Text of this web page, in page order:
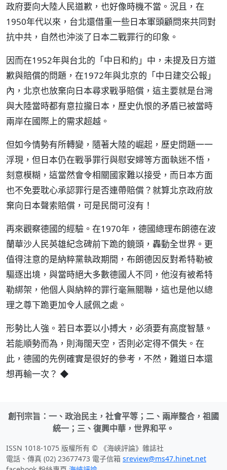
政府要向大陸人民道歉，也好像時機不當。況且，在
1950年代以來，台北還借重一些日本軍頭顧問來共同對
抗中共，自然也沖淡了日本二戰罪行的印象。
因而在1952年與台北的「中日和約」中，未提及日方道
歉與賠償的問題，在1972年與北京的「中日建交公報」
內，北京也放棄向日本尋求戰爭賠償，這主要就是台灣
與大陸當時都有意拉攏日本，歷史仇恨的矛盾已被當時
兩岸在國際上的需求超越。
但如今情勢有所轉變，隨著大陸的崛起，歷史問題一一
浮現，但日本仍在戰爭罪行與慰安婦等方面執迷不悟，
刻意模糊，這當然會令相關國家難以接受，而日本方面
也不免要耽心承認罪行是否連帶賠償？就算北京政府放
棄向日本聲索賠償，可是民間可沒有！
再來觀察德國的經驗。在1970年，德國總理布朗德在波
蘭華沙人民英雄紀念碑前下跪的鏡頭，轟動全世界。更
值得注意的是納粹黨執政期間，布朗德因反對希特勒被
驅逐出境，與當時絕大多數德國人不同，他沒有被希特
勒綁架，他個人與納粹的罪行毫無關聯，這也是他以總
理之尊下跪更加令人感佩之處。
形勢比人強。若日本要以小搏大，必須要有高度智慧。
若能順勢而為，則海闊天空，否則必定得不償失。在
此，德國的先例確實是很好的參考，不然，難道日本還
想再輸一次？ ◆
創刊宗旨：一、政治民主，社會平等；二、兩岸整合，祖國
統一；三、復興中華，世界和平。
ISSN 1018-1075 版權所有 © 《海峽評論》雜誌社
電話、傳真 (02) 23677473 電子信箱 sreview@ms47.hinet.net